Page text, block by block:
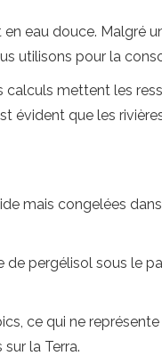
eau douce. Malgré
utilisons pour la
mettent les
évident que les
mais congelées
pergélisol sous le
ce qui ne
la Terra.